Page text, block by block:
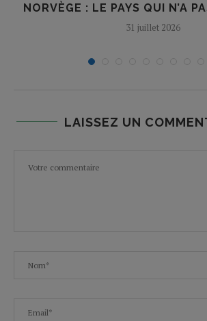
NORVÈGE : LE PAYS QUI N’A
31 juillet 2026
LAISSEZ UN